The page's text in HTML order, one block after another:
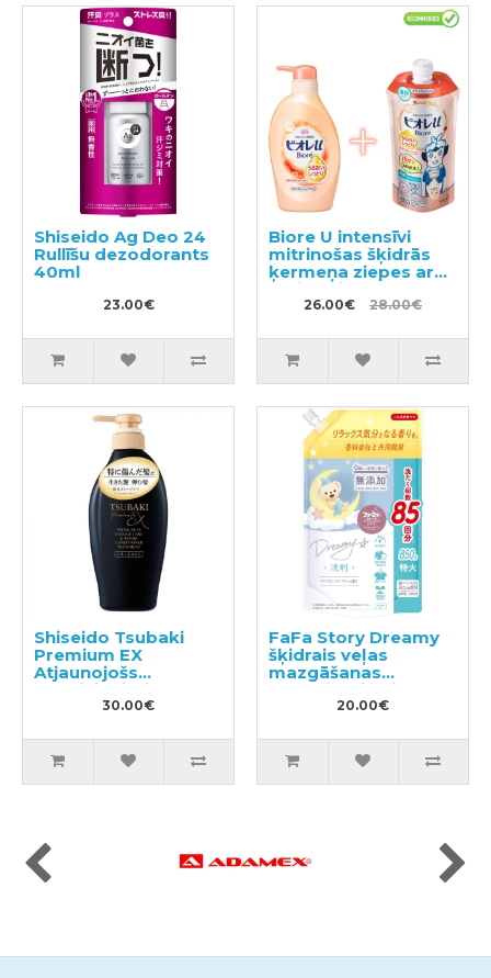
Shiseido Ag Deo 24
Rullīšu dezodorants
40ml
23.00€
Biore U intensīvi
mitrinošas šķidrās
ķermeņa ziepes ar
maigu ziedu-augļu
aromātu 480ml +
26.00€ 28.00€
Shiseido Tsubaki
Premium EX
Atjaunojošs
kondicionieris-
maska ​​bojātiem
30.00€
FaFa Story Dreamy
šķidrais veļas
mazgāšanas
līdzeklis, pildviela
20.00€